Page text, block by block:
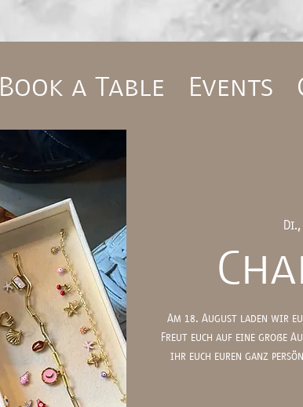
Book a Table Events
Am 18. August laden wir
Freut euch auf eine große
ihr euch euren ganz